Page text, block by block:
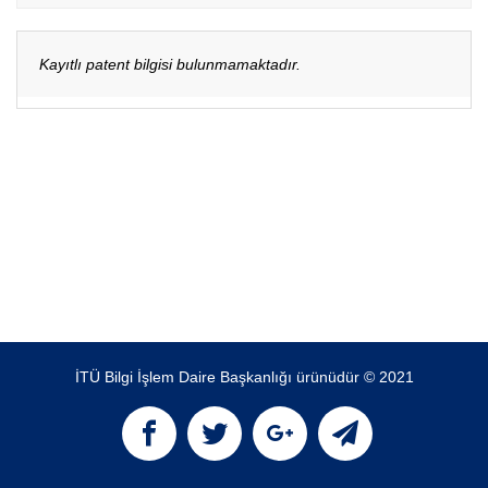
Kayıtlı patent bilgisi bulunmamaktadır.
İTÜ Bilgi İşlem Daire Başkanlığı ürünüdür © 2021